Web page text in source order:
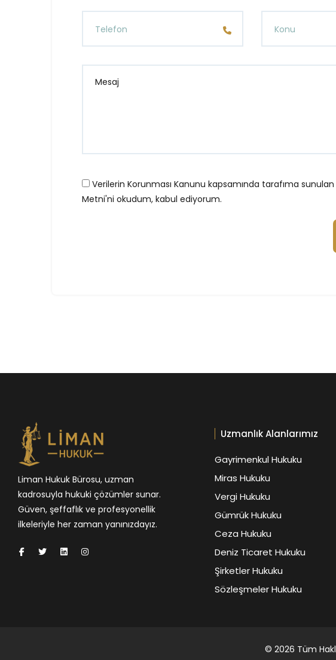
Verilerin Korunması Kanunu kapsamında tarafıma sunulan
Metni'ni okudum, kabul ediyorum.
Liman Hukuk Bürosu, uzman
kadrosuyla hukuki çözümler sunar.
Güven, şeffaflık ve profesyonellik
ilkeleriyle her zaman yanınızdayız.
Uzmanlık Alanlarımız
Gayrimenkul Hukuku
Miras Hukuku
Vergi Hukuku
Gümrük Hukuku
Ceza Hukuku
Deniz Ticaret Hukuku
Şirketler Hukuku
Sözleşmeler Hukuku
© 2026 Tüm